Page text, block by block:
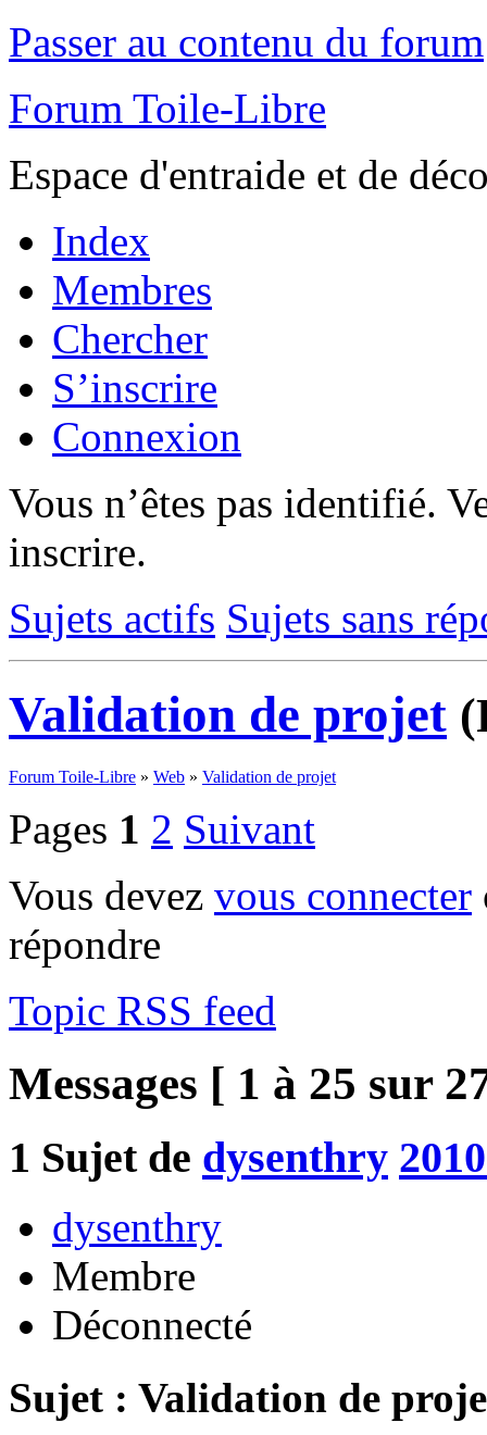
Passer au contenu du forum
Forum Toile-Libre
Espace d'entraide et de
Index
Membres
Chercher
S’inscrire
Connexion
Vous n’êtes pas identifié.
inscrire.
Sujets actifs Sujets sans
Validation de projet
Forum Toile-Libre » Web » Validation de projet
Pages 1 2 Suivant
Vous devez vous connecter
répondre
Topic RSS feed
Messages [ 1 à 25 sur
1 Sujet de dysenthry
dysenthry
Membre
Déconnecté
Sujet : Validation de